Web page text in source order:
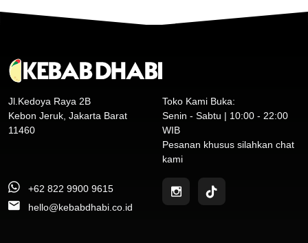
Jl.Kedoya Raya 2B
Kebon Jeruk, Jakarta Barat
11460
Toko Kami Buka:
Senin - Sabtu | 10:00 - 22:00
WIB
Pesanan khusus silahkan chat
kami
+62 822 9900 9615
hello@kebabdhabi.co.id